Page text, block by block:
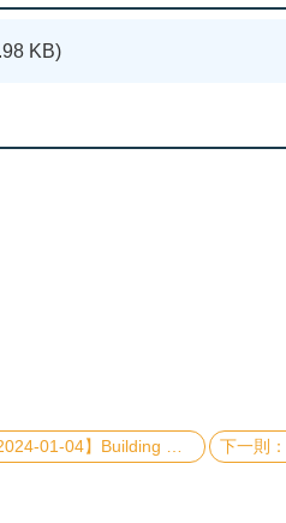
KB)
Error Correcting Codes with Tensor Networks and Machine Learning